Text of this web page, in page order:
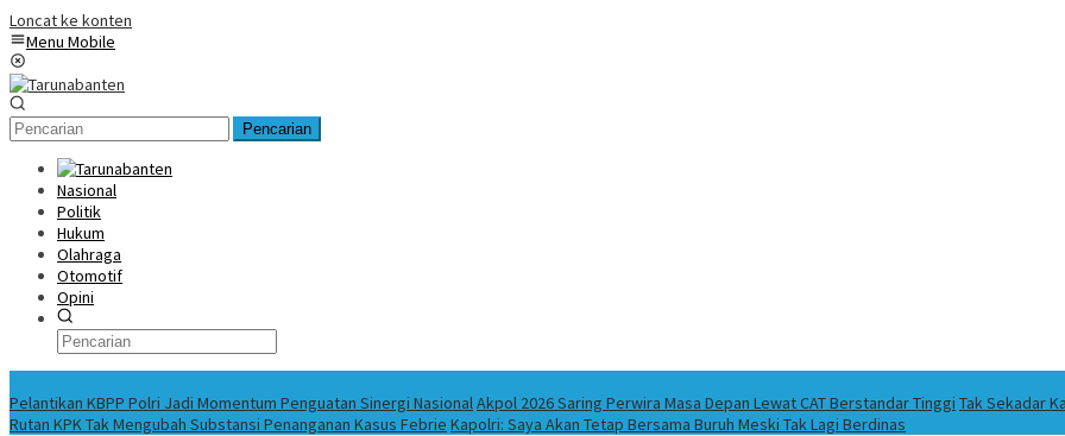
Loncat ke konten
Menu Mobile
Pencarian
Nasional
Politik
Hukum
Olahraga
Otomotif
Opini
Pelantikan KBPP Polri Jadi Momentum Penguatan Sinergi NasionalAkpol 2026 Saring Perwira Masa Depan Lewat CAT Berstandar Tinggi Tak Sekadar
Rutan KPK Tak Mengubah Substansi Penanganan Kasus Febrie Kapolri: Saya Akan Tetap Bersama Buruh Meski Tak Lagi Berdinas